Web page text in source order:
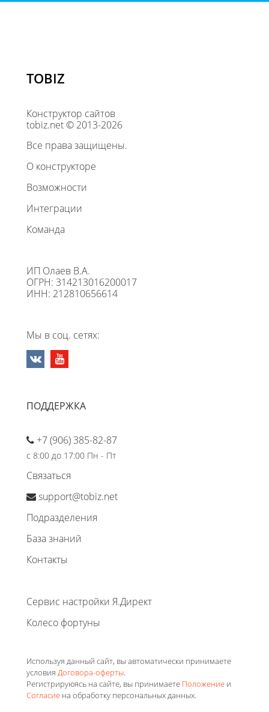
TOBIZ
Конструктор сайтов
tobiz.net © 2013-2026
Все права защищены.
О конструкторе
Возможности
Интеграции
Команда
ИП Олаев В.А.
ОГРН: 314213016200017
ИНН: 212810656614
Мы в соц. сетях:
ПОДДЕРЖКА
+7 (906) 385-82-87
с 8:00 до 17:00 Пн - Пт
Связаться
support@tobiz.net
Подразделения
База знаний
Контакты
Сервис настройки Я.Директ
Колесо фортуны
Используя данный сайт, вы автоматически принимаете
условия Договора-оферты.
Регистрируюясь на сайте, вы принимаете Положение и
Согласие на обработку персональных данных.